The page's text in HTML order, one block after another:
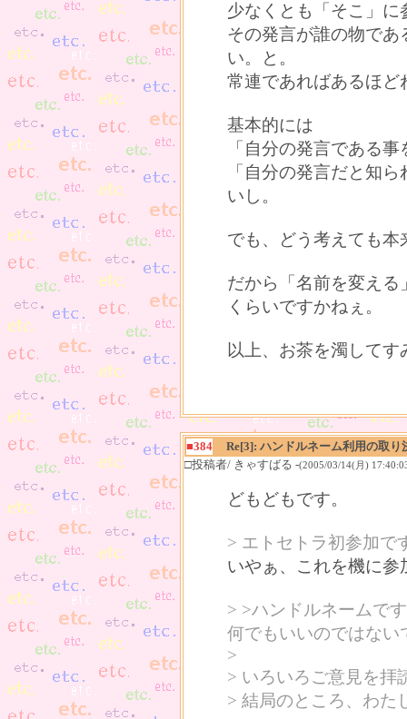
少なくとも「そこ」に
その発言が誰の物で
い。と。
常連であればあるほど
基本的には
「自分の発言である
「自分の発言だと知
いし。
でも、どう考えても
だから「名前を変え
くらいですかねぇ。
以上、お茶を濁してす
■384
Re[3]: ハンドルネーム利用の取り
□投稿者/ きゃすばる -(2005/03/14(月)
どもどもです。
> エトセトラ初参加で
いやぁ、これを機に
> >ハンドルネームで
何でもいいのではない
>
> いろいろご意見を拝
> 結局のところ、わた